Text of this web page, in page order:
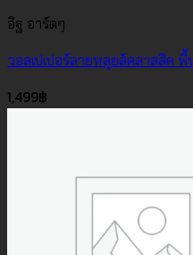
อิฐ อาร์ตๆ
วอลเปเปอร์ลายหลุยส์คลาสสิค
1,499฿